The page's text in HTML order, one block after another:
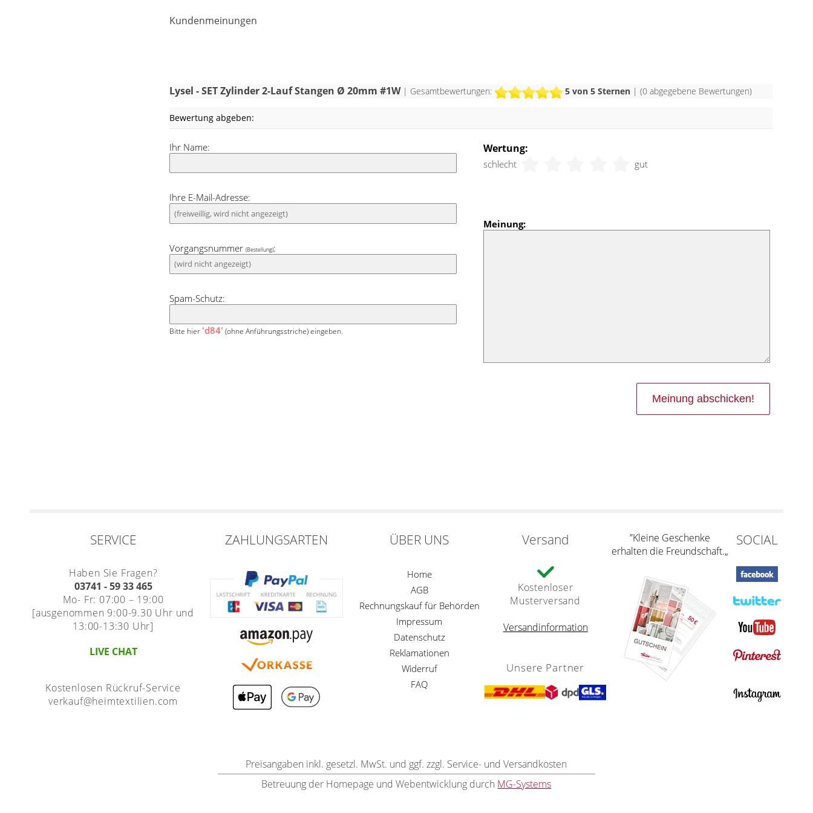
Stange. Hier sind die Endstücke als Kegel gestaltet
und zudem mit drei ringförmigen Einkerbungen
Kundenmeinungen
Lysel - SET Zylinder 2-Lauf Stangen Ø 20mm #1W| Gesamtbewertungen: 5von 5 Sternen | (0abgegebene Bewertungen)
Bewertung abgeben:
Wertung:
schlecht gut
Meinung:
Ihr Name:
Ihre E-Mail-Adresse:
Vorgangsnummer(Bestellung):
Spam-Schutz:
Bitte hier 'd84' (ohne Anführungsstriche) eingeben.
SERVICE
Haben Sie Fragen?
03741 - 59 33 465
Mo- Fr: 07:00 – 19:00
[ausgenommen 9:00-9.30 Uhr und
13:00-13:30 Uhr]
LIVE CHAT
Kostenlosen Rückruf-Service
verkauf@heimtextilien.com
ZAHLUNGSARTEN ÜBER UNS
Home
AGB
Rechnungskauf für Behörden
Impressum
Datenschutz
Reklamationen
Widerruf
FAQ
Versand
Kostenloser
Musterversand
Versandinformation
Unsere Partner
”Kleine Geschenke
erhalten die Freundschaft.„
SOCIAL
Preisangaben inkl. gesetzl. MwSt. und ggf. zzgl. Service- und Versandkosten
Betreuung der Homepage und Webentwicklung durch MG-Systems